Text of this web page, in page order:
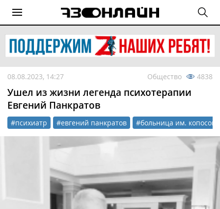
08.08.2023, 14:27 Общество 4838
Ушел из жизни легенда психотерапии
Евгений Панкратов
#психиатр #евгений панкратов #больница им. копосова